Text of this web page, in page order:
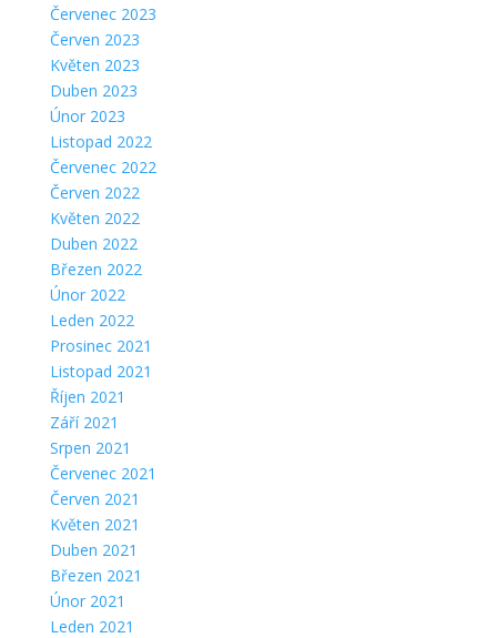
Červenec 2023
Červen 2023
Květen 2023
Duben 2023
Únor 2023
Listopad 2022
Červenec 2022
Červen 2022
Květen 2022
Duben 2022
Březen 2022
Únor 2022
Leden 2022
Prosinec 2021
Listopad 2021
Říjen 2021
Září 2021
Srpen 2021
Červenec 2021
Červen 2021
Květen 2021
Duben 2021
Březen 2021
Únor 2021
Leden 2021